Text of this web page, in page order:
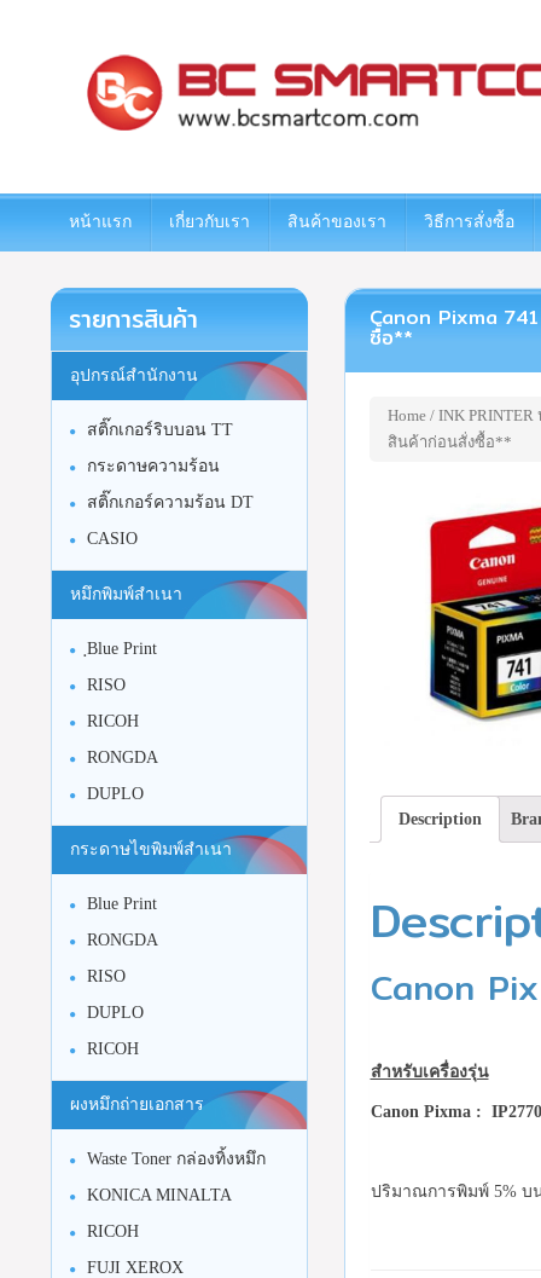
หน้าแรก เกี่ยวกับเรา สินค้าของเรา วิธีการสั่งซื้อ
Canon Pixma
ซื้อ**
Home/ INK
สินค้าก่อนสั่งซื้อ**
Description
Canon
สำหรับเครื่องรุ่น
Canon Pixma :
ปริมาณการพิมพ์ 5% บ
รายการสินค้า
อุปกรณ์สำนักงาน
สติ๊กเกอร์ริบบอน TT
กระดาษความร้อน
สติ๊กเกอร์ความร้อน DT
CASIO
หมึกพิมพ์สำเนา
ฺBlue Print
RISO
RICOH
RONGDA
DUPLO
กระดาษไขพิมพ์สำเนา
Blue Print
RONGDA
RISO
DUPLO
RICOH
ผงหมึกถ่ายเอกสาร
Waste Toner กล่องทิ้งหมึก
KONICA MINALTA
RICOH
FUJI XEROX